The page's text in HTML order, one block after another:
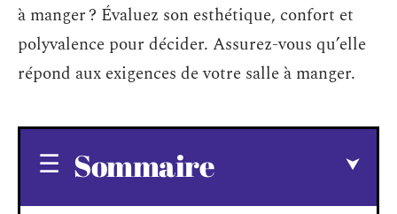
à manger ? Évaluez son esthétique, confort et
polyvalence pour décider. Assurez-vous qu’elle
répond aux exigences de votre salle à manger.
Sommaire